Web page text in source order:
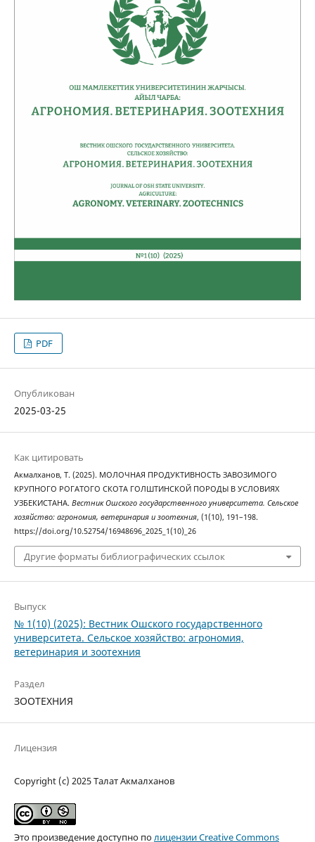
PDF
Опубликован
2025-03-25
Как цитировать
Акмалханов, Т. (2025). МОЛОЧНАЯ ПРОДУКТИВНОСТЬ ЗАВОЗИМОГО
КРУПНОГО РОГАТОГО СКОТА ГОЛШТИНСКОЙ ПОРОДЫ В УСЛОВИЯХ
УЗБЕКИСТАНА. Вестник Ошского государственного университета. Сельское
хозяйство: агрономия, ветеринария и зоотехния, (1(10), 191–198.
https://doi.org/10.52754/16948696_2025_1(10)_26
Другие форматы библиографических ссылок
Выпуск
№ 1(10) (2025): Вестник Ошского государственного
университета. Сельское хозяйство: агрономия,
ветеринария и зоотехния
Раздел
ЗООТЕХНИЯ
Лицензия
Copyright (c) 2025 Талат Акмалханов
Это произведение доступно полицензии Creative Commons